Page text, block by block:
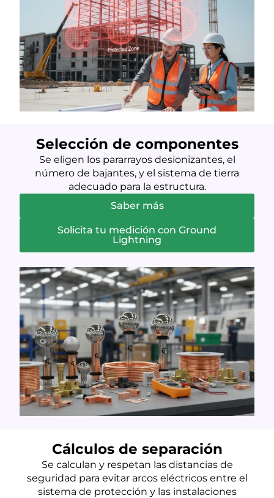
Selección de componentes
Se eligen los pararrayos desionizantes, el
número de bajantes, y el sistema de tierra
adecuado para la estructura.
Saber más
Solicita tu medición con Ground
Lightning
Cálculos de separación
Se calculan y respetan las distancias de
seguridad para evitar arcos eléctricos entre el
sistema de protección y las instalaciones